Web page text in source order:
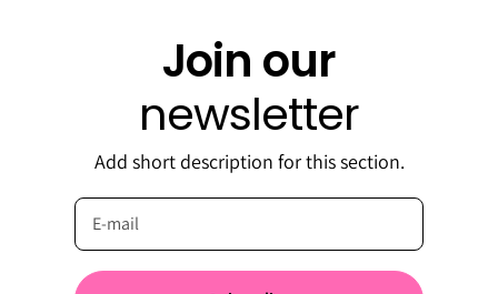
Join our
newsletter
Add short description for this section.